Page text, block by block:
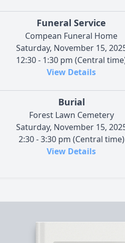
Funeral Service
Compean Funeral Home
Saturday, November 15,
12:30 - 1:30 pm (Central
View Details
Burial
Forest Lawn Cemetery
Saturday, November 15,
2:30 - 3:30 pm (Central time)
View Details